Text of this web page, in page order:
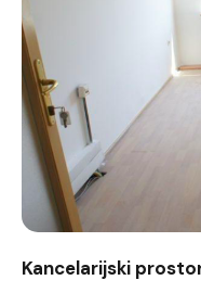
Kancelarijski